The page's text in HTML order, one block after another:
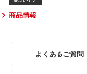
商品情報
よくあるご質問